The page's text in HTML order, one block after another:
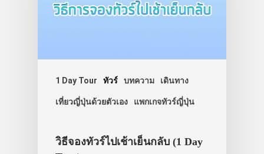
1 Day Tour ทัวร์ บทความ เดินทาง
เที่ยวญี่ปุ่นด้วยตัวเอง แพกเกจทัวร์ญี่ปุ่น
วิธีจองทัวร์ไปเช้าเย็นกลับ (1 Day